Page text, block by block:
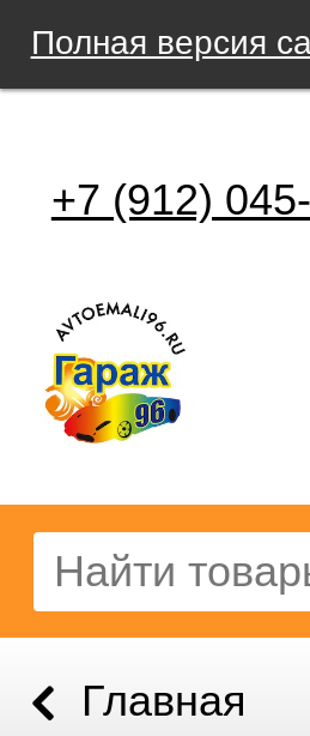
Полная версия
+7 (912)
Главная